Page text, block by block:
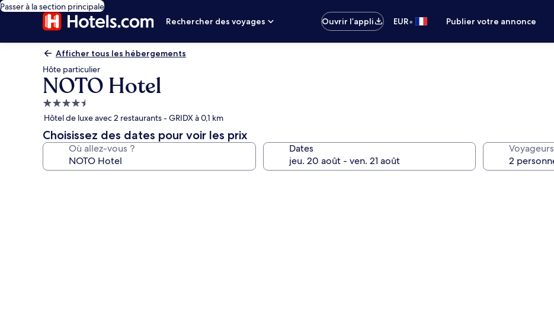
Passer à la section principale
Rechercher des voyages
Ouvrir l’appli EUR• Publier votre annonce
Afficher tous les hébergements
Hôte particulier
NOTO Hotel
Hébergement
4.5 étoiles
Hôtel de luxe avec 2 restaurants - GRIDX à 0,1 km
Choisissez des dates pour voir les prix
Où allez-vous ? Dates Voyageurs